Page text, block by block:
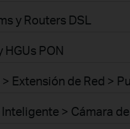
y Routers DSL
HGUs PON
> Extensión de Red >
> Cámara